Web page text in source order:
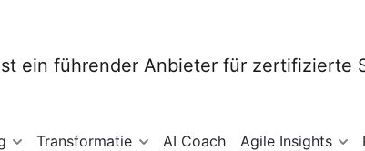
Transformatie AI Coach Agile Insights